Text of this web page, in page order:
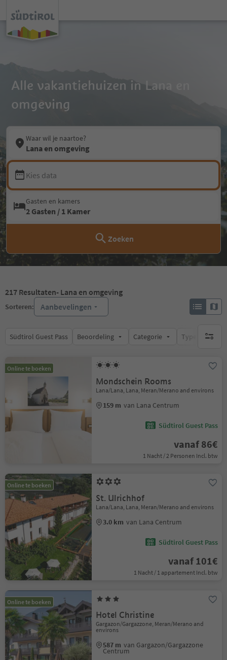
Alle vakantiehuizen in Lana en
omgeving
Waar wil je naartoe?
Lana en omgeving
Kies data
Gasten en kamers
2 Gasten / 1 Kamer
Zoeken
217 Resultaten- Lana en omgeving
Sorteren: Aanbevelingen
Südtirol Guest Pass Beoordeling Categorie Type catering
geen
Online te boeken
Mondschein Rooms
Lana/Lana, Lana, Meran/Merano and environs
159 m van Lana Centrum
Südtirol Guest Pass
vanaf 86€
1 Nacht / 2 Personen Incl. btw
Online te boeken
St. Ulrichhof
Lana/Lana, Lana, Meran/Merano and environs
3.0 km van Lana Centrum
Südtirol Guest Pass
vanaf 101€
1 Nacht / 1 appartement Incl. btw
Online te boeken
Hotel Christine
Gargazon/Gargazzone, Meran/Merano and
environs
587 m van Gargazon/Gargazzone
Centrum